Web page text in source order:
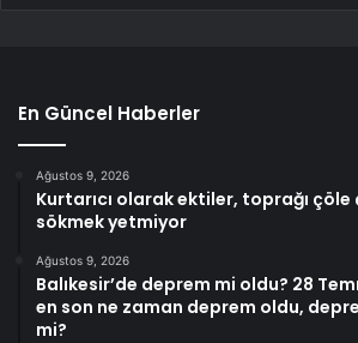
En Güncel Haberler
Ağustos 9, 2026
Kurtarıcı olarak ektiler, toprağı
sökmek yetmiyor
Ağustos 9, 2026
Balıkesir’de deprem mi oldu? 28
en son ne zaman deprem oldu,
mi?